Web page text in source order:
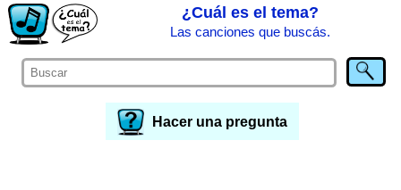
¿Cuál es el tema?
Las canciones que buscás.
Hacer una pregunta